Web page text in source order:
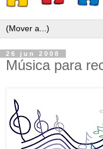
26 jun 2008
Música para